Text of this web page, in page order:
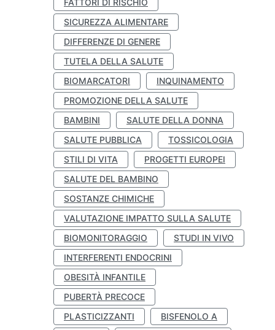
FATTORI DI RISCHIO
SICUREZZA ALIMENTARE
DIFFERENZE DI GENERE
TUTELA DELLA SALUTE
BIOMARCATORI
INQUINAMENTO
PROMOZIONE DELLA SALUTE
BAMBINI
SALUTE DELLA DONNA
SALUTE PUBBLICA
TOSSICOLOGIA
STILI DI VITA
PROGETTI EUROPEI
SALUTE DEL BAMBINO
SOSTANZE CHIMICHE
VALUTAZIONE IMPATTO SULLA SALUTE
BIOMONITORAGGIO
STUDI IN VIVO
INTERFERENTI ENDOCRINI
OBESITÀ INFANTILE
PUBERTÀ PRECOCE
PLASTICIZZANTI
BISFENOLO A